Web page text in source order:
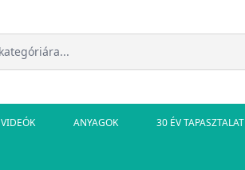
VIDEÓK ANYAGOK 30 ÉV TAPASZTALAT